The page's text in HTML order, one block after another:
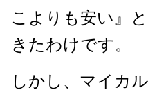
こよりも安い』
きたわけです。
しかし、マイカ